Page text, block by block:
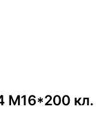
М16*200 кл.